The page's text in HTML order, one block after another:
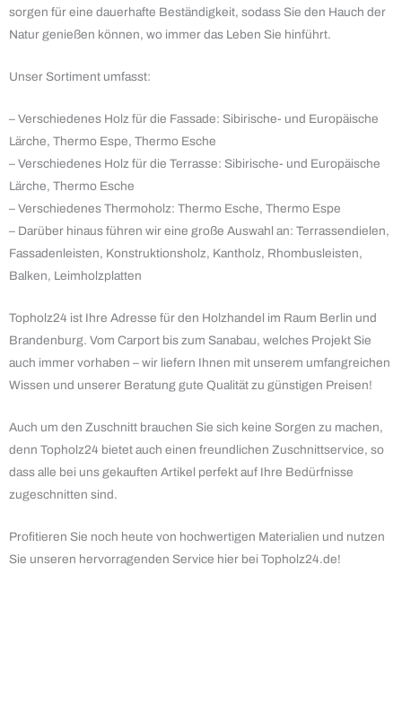
sorgen für eine dauerhafte Beständigkeit, sodass Sie den Hauch der
Natur genießen können, wo immer das Leben Sie hinführt.
Unser Sortiment umfasst:
– Verschiedenes Holz für die Fassade: Sibirische- und Europäische
Lärche, Thermo Espe, Thermo Esche
– Verschiedenes Holz für die Terrasse: Sibirische- und Europäische
Lärche, Thermo Esche
– Verschiedenes Thermoholz: Thermo Esche, Thermo Espe
– Darüber hinaus führen wir eine große Auswahl an: Terrassendielen,
Fassadenleisten, Konstruktionsholz, Kantholz, Rhombusleisten,
Balken, Leimholzplatten
Topholz24 ist Ihre Adresse für den Holzhandel im Raum Berlin und
Brandenburg. Vom Carport bis zum Sanabau, welches Projekt Sie
auch immer vorhaben – wir liefern Ihnen mit unserem umfangreichen
Wissen und unserer Beratung gute Qualität zu günstigen Preisen!
Auch um den Zuschnitt brauchen Sie sich keine Sorgen zu machen,
denn Topholz24 bietet auch einen freundlichen Zuschnittservice, so
dass alle bei uns gekauften Artikel perfekt auf Ihre Bedürfnisse
zugeschnitten sind.
Profitieren Sie noch heute von hochwertigen Materialien und nutzen
Sie unseren hervorragenden Service hier bei Topholz24.de!